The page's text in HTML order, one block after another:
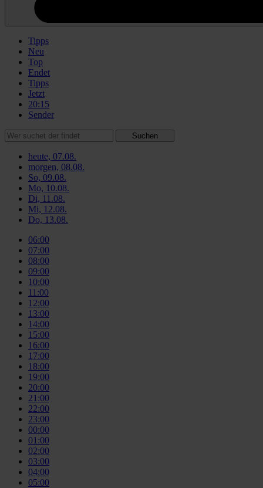
Tipps
Neu
Top
Endet
Tipps
Jetzt
20:15
Sender
Suchen
heute, 07.08.
morgen, 08.08.
So, 09.08.
Mo, 10.08.
Di, 11.08.
Mi, 12.08.
Do, 13.08.
06:00
07:00
08:00
09:00
10:00
11:00
12:00
13:00
14:00
15:00
16:00
17:00
18:00
19:00
20:00
21:00
22:00
23:00
00:00
01:00
02:00
03:00
04:00
05:00